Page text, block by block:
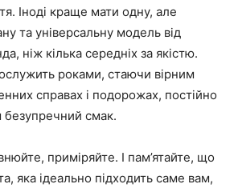
Іноді краще мати одну, але
та універсальну модель від
ніж кілька середніх за якістю.
роками, стаючи вірним
справах і подорожах, постійно
смак.
приміряйте. І пам’ятайте, що
яка ідеально підходить саме вам,